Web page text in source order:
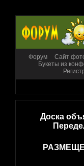
Форум Сайт
Букеты из
Доска